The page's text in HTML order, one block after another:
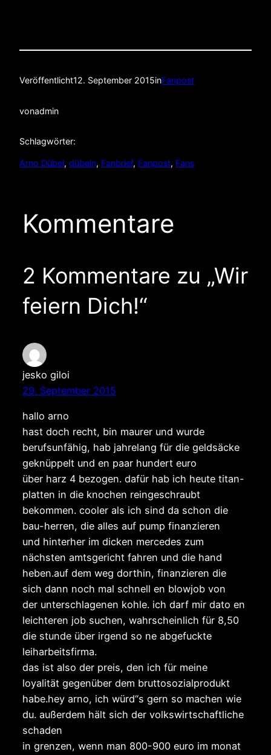
Veröffentlicht12. September 2015inFanpost
vonadmin
Schlagwörter:
Arno Dübel, dübeln, Fanbrief, Fanpost, Fans
Kommentare
2 Kommentare zu „Wir
feiern Dich!“
jesko giloi
29. September 2015
hallo arno
hast doch recht, bin maurer und wurde
berufsunfähig, hab jahrelang für die geldsäcke
geknüppelt und en paar hundert euro
über harz 4 bezogen. dafür hab ich heute titan-
platten in die knochen reingeschraubt
bekommen. cooler als ich sind da schon die
bau-herren, die alles auf pump finanzieren
und hinterher im dicken mercedes zum
nächsten amtsgericht fahren und die hand
heben.auf dem weg dorthin, finanzieren die
sich dann noch mal schnell en blowjob von
der unterschlagenen kohle. ich darf mir dato en
leichteren job suchen, wahrscheinlich für 8,50
die stunde über irgend so ne abgefuckte
leiharbeitsfirma.
das ist also der preis, den ich für meine
loyalität gegenüber dem bruttosozialprodukt
habe.hey arno, ich würd“s gern so machen wie
du. außerdem hält sich der volkswirtschaftliche
schaden
in grenzen, wenn man 800-900 euro im monat